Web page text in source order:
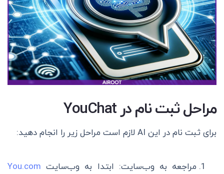
مراحل ثبت نام در YouChat
برای ثبت نام در این AI لازم است مراحل زیر را انجام دهید:
مراجعه به وب‌سایت: ابتدا به وب‌سایت You.com